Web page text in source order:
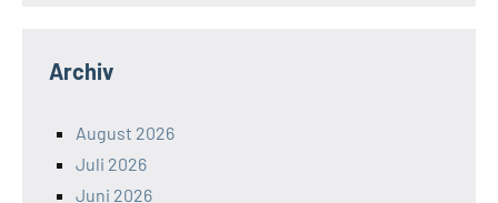
Archiv
August 2026
Juli 2026
Juni 2026